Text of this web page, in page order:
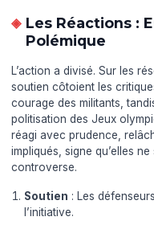
Les Réactions :
Polémique
L’action a divisé. Sur les
soutien côtoient les
courage des militants,
politisation des Jeux
réagi avec prudence,
impliqués, signe qu’elles
controverse.
Soutien : Les
l’initiative.